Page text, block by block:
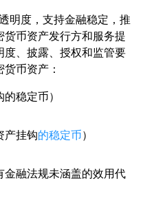
明度，支持金融稳定，推
币资产发行方和服务提
、披露、授权和监管要
币资产：
稳定币）
产挂钩的稳定币）
融法规未涵盖的效用代